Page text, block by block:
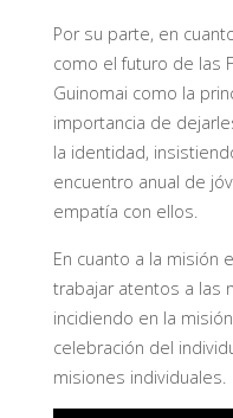
Por su parte, en
como el futuro de las
Guinomai como la
importancia de
la identidad,
encuentro anual de
empatía con ellos.
En cuanto a la misión
trabajar atentos a las
incidiendo en la
celebración del
misiones individuales.